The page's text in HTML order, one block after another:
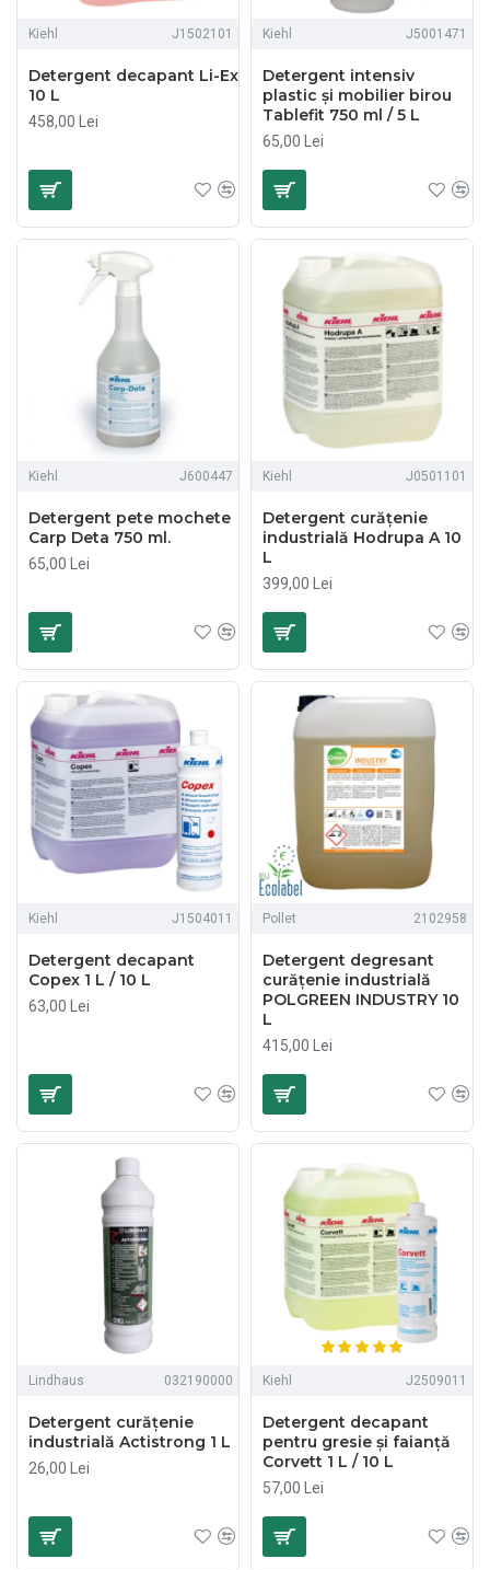
Kiehl J1502101
Detergent decapant Li-Ex
10 L
458,00 Lei
Kiehl J5001471
Detergent intensiv
plastic şi mobilier birou
Tablefit 750 ml / 5 L
65,00 Lei
Kiehl J600447
Detergent pete mochete
Carp Deta 750 ml.
65,00 Lei
Kiehl J0501101
Detergent curățenie
industrială Hodrupa A 10
L
399,00 Lei
Kiehl J1504011
Detergent decapant
Copex 1 L / 10 L
63,00 Lei
Pollet 2102958
Detergent degresant
curățenie industrială
POLGREEN INDUSTRY 10
L
415,00 Lei
Lindhaus 032190000
Detergent curățenie
industrială Actistrong 1 L
26,00 Lei
Kiehl J2509011
Detergent decapant
pentru gresie și faianță
Corvett 1 L / 10 L
57,00 Lei